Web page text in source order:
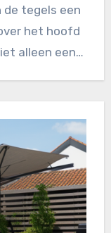
de tegels een
het hoofd
alleen een…